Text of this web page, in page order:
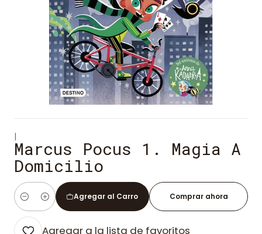
|
Marcus Pocus 1. Magia A
Domicilio
Cantidad
Agregar al Carro Comprar ahora
Agregar a la lista de favoritos